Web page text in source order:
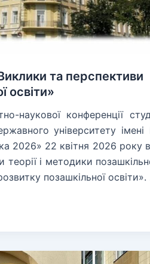
та перспективи
освіти»
наукової конференції
університету
2026» 22 квітня 2026 року
теорії і методики
позашкільної